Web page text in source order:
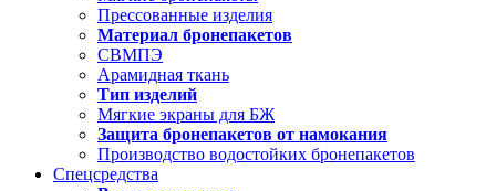
Прессованные изделия
Материал бронепакетов
СВМПЭ
Арамидная ткань
Тип изделий
Мягкие экраны для БЖ
Защита бронепакетов от намокания
Производство водостойких бронепакетов
Спецсредства